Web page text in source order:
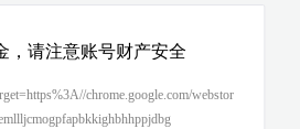
，请注意账号财产安全
chrome.google.com/webstor